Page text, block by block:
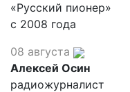
«Русский пионер»
с 2008 года
08 августа
Алексей Осин
радиожурналист